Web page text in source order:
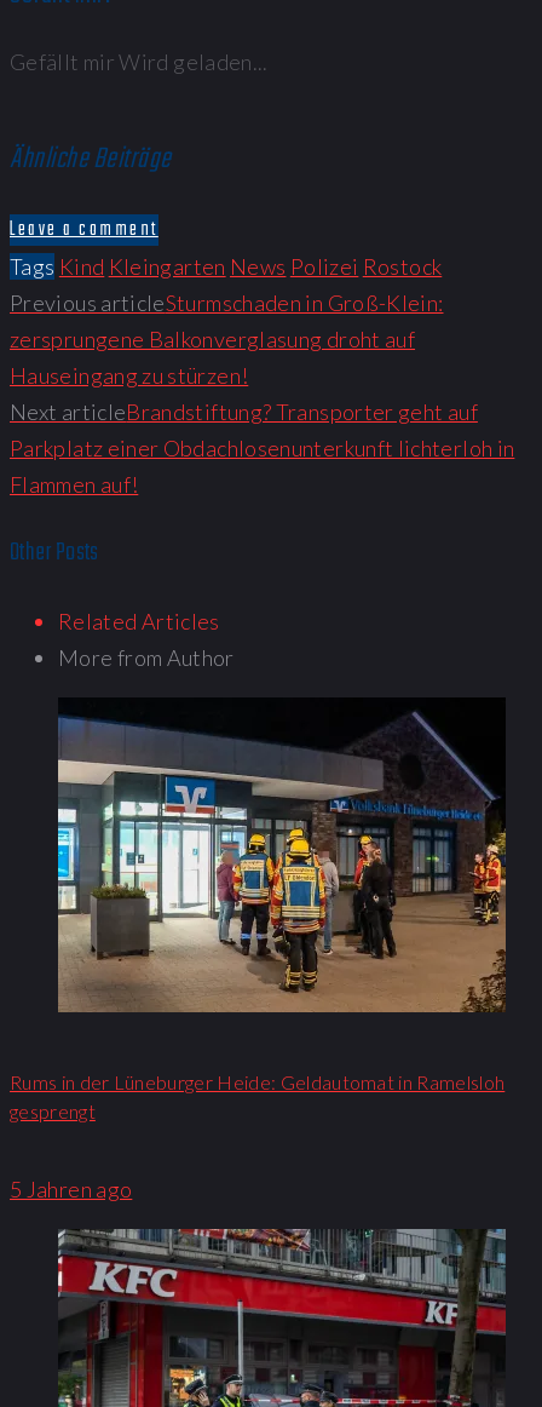
Gefällt mirWird geladen...
Ähnliche Beiträge
Leave a comment
Tags Kind Kleingarten News Polizei Rostock
Previous articleSturmschaden in Groß-Klein:
zersprungene Balkonverglasung droht auf
Hauseingang zu stürzen!
Next articleBrandstiftung? Transporter geht auf
Parkplatz einer Obdachlosenunterkunft lichterloh in
Flammen auf!
Other Posts
Related Articles
More from Author
Rums in der Lüneburger Heide: Geldautomat in Ramelsloh
gesprengt
5 Jahren ago